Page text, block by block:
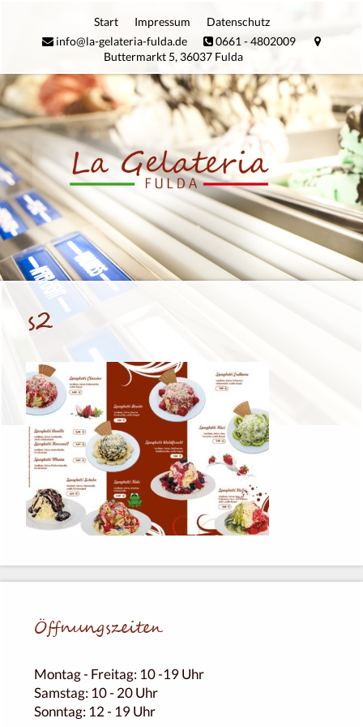
springen
Start Impres­sum
Daten­schutz
info@la-gelateria-fulda.de
0661 - 4802009
Buttermarkt 5, 36037 Fulda
s2
Öffnungs­zei­ten
Montag - Frei­tag: 10 -19 Uhr
Sams­tag: 10 - 20 Uhr
Sonn­tag: 12 - 19 Uhr